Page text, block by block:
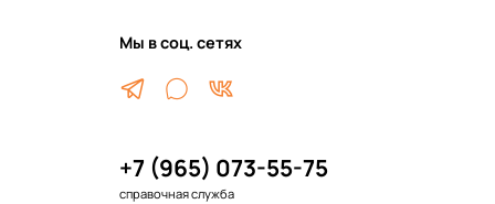
Мы в соц. сетях
+7 (965) 073-55-75
справочная служба